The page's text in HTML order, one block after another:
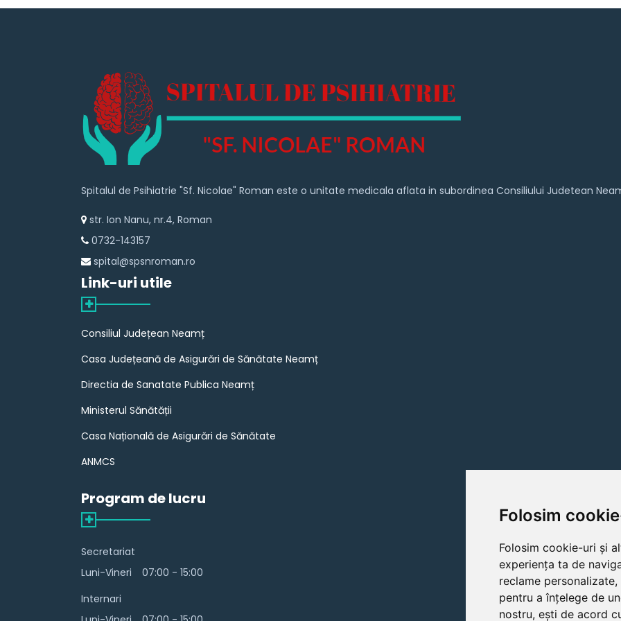
Folosim
Folosim cookie-uri și
experiența ta de
reclame
pentru a înțelege de
nostru, ești de acord
Spitalul de Psihiatrie "Sf. Nicolae" Roman este o unitate medicala aflata in subordinea Consiliului Judetean
str. Ion Nanu, nr.4, Roman
0732-143157
spital@spsnroman.ro
Link-uri utile
Consiliul Județean Neamț
Casa Județeană de Asigurări de Sănătate Neamț
Directia de Sanatate Publica Neamț
Ministerul Sănătății
Casa Națională de Asigurări de Sănătate
ANMCS
Program de lucru
Secretariat
Luni-Vineri
07:00 - 15:00
Internari